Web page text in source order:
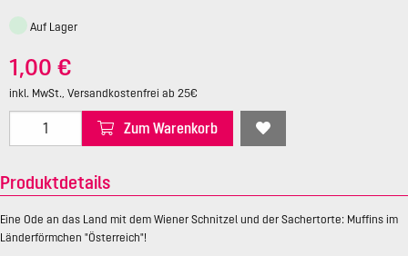
Auf Lager
1,00 €
inkl. MwSt., Versandkostenfrei ab 25€
Zum Warenkorb
Produktdetails
Eine Ode an das Land mit dem Wiener Schnitzel und der Sachertorte: Muffins im
Länderförmchen "Österreich"!